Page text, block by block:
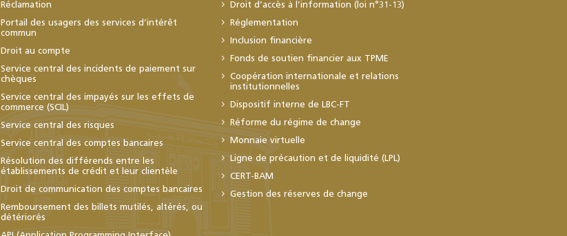
Réclamation
Portail des usagers des services d’intérêt
commun
Droit au compte
Service central des incidents de paiement sur
chèques
Service central des impayés sur les effets de
commerce (SCIL)
Service central des risques
Service central des comptes bancaires
Résolution des différends entre les
établissements de crédit et leur clientèle
Droit de communication des comptes bancaires
Remboursement des billets mutilés, altérés, ou
détériorés
Droit d’accès à l’information (loi n°31-13)
Réglementation
Inclusion financière
Fonds de soutien financier aux TPME
Coopération internationale et relations
institutionnelles
Dispositif interne de LBC-FT
Réforme du régime de change
Monnaie virtuelle
Ligne de précaution et de liquidité (LPL)
CERT-BAM
Gestion des réserves de change